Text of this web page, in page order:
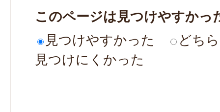
このページは見つけやすかっ
見つけやすかった
どち
見つけにくかった